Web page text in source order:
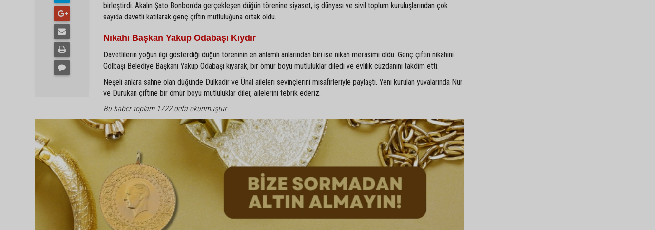
birleştirdi. Akalın Şato Bonbon'da gerçekleşen düğün törenine siyaset, iş dünyası ve sivil toplum kuruluşlarından çok
sayıda davetli katılarak genç çiftin mutluluğuna ortak oldu.
Nikahı Başkan Yakup Odabaşı Kıydır
Davetlilerin yoğun ilgi gösterdiği düğün töreninin en anlamlı anlarından biri ise nikah merasimi oldu. Genç çiftin nikahını
Gölbaşı Belediye Başkanı Yakup Odabaşı kıyarak, bir ömür boyu mutluluklar diledi ve evlilik cüzdanını takdim etti.
Neşeli anlara sahne olan düğünde Dulkadir ve Ünal aileleri sevinçlerini misafirleriyle paylaştı. Yeni kurulan yuvalarında Nur
ve Durukan çiftine bir ömür boyu mutluluklar diler, ailelerini tebrik ederiz.
Bu haber toplam 1722 defa okunmuştur